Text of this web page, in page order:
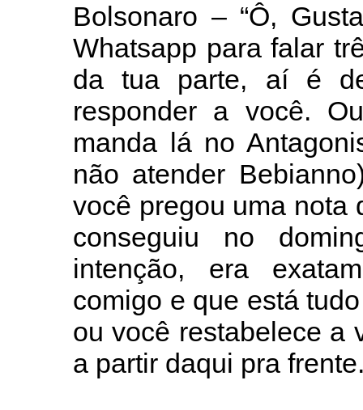
Bolsonaro – “Ô,
Whatsapp para falar
da tua parte, aí é
responder a você.
manda lá no
não atender
você pregou uma nota
conseguiu no
intenção, era
comigo e que está
ou você restabelece a
a partir daqui pra